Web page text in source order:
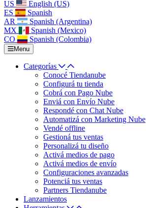
US
English (US)
ES
Spanish
AR
Spanish (Argentina)
MX
Spanish (Mexico)
CO
Spanish (Colombia)
Menu
Categorías
Conocé Tiendanube
Configurá tu tienda
Cobrá con Pago Nube
Enviá con Envío Nube
Respondé con Chat Nube
Automatizá con Marketing Nube
Vendé offline
Gestioná tus ventas
Personalizá tu diseño
Activá medios de pago
Activá medios de envío
Configuraciones avanzadas
Potenciá tus ventas
Partners Tiendanube
Lanzamientos